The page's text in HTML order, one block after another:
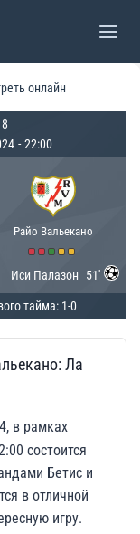
онлайн
- 22:00
Райо Вальекано
Иси Палазон 51'
тайма: 1-0
Ла
в рамках
состоится
Бетис и
в отличной
игру.